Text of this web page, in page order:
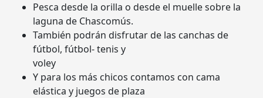
Pesca desde la orilla o desde el muelle sobre la
laguna de Chascomús.
También podrán disfrutar de las canchas de
fútbol, fútbol- tenis y
voley
Y para los más chicos contamos con cama
elástica y juegos de plaza